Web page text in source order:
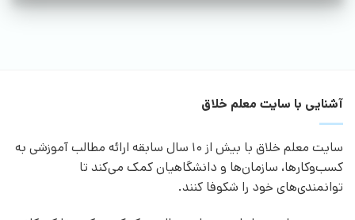
آشنایی با سایت معلم خلاق
سایت معلم خلاق با بیش از 10 سال سابقه ارائه مطالب آموزشی به
کسب‌وکارها، سازمان‌ها و دانشگاهیان کمک می‌کند تا
توانمندی‌های خود را شکوفا کنند.